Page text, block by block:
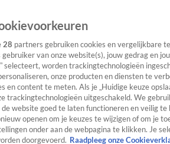
28 partners gebruiken cookies en vergelijkbare
gebruiker van onze website(s), jouw gedrag en
selecteert, worden trackingtechnologieën
onze producten en diensten te
en content te meten. Als je „Huidige keuze
trackingtechnologieën uitgeschakeld. We
de website goed te laten functioneren en veilig
openen om je keuzes te wijzigen of om je
onder aan de webpagina te klikken. Je
doorgevoerd. Raadpleeg onze